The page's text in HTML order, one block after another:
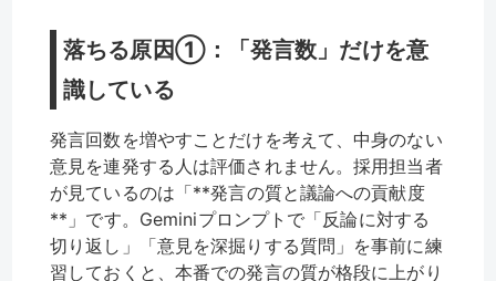
落ちる原因①：「発言数」だけを意
識している
発言回数を増やすことだけを考えて、中身のない
意見を連発する人は評価されません。採用担当者
が見ているのは「**発言の質と議論への貢献度
**」です。Geminiプロンプトで「反論に対する
切り返し」「意見を深掘りする質問」を事前に練
習しておくと、本番での発言の質が格段に上がり